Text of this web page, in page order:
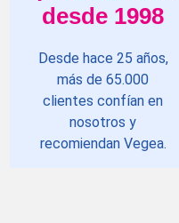
desde 1998
Desde hace 25 años,
más de 65.000
clientes confían en
nosotros y
recomiendan Vegea.